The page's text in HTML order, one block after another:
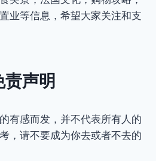
业等信息，希望大家关注和支
责声明
有感而发，并不代表所有人的
，请不要成为你去或者不去的